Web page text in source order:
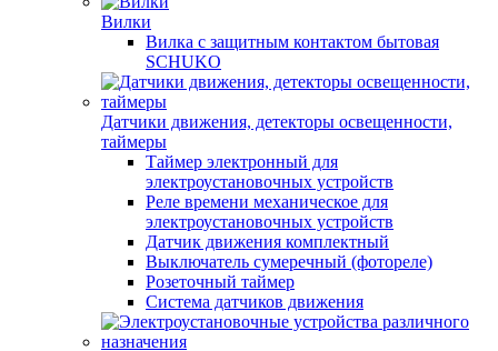
Вилки
Вилка с защитным контактом бытовая
SCHUKO
Датчики движения, детекторы освещенности,
таймеры
Таймер электронный для
электроустановочных устройств
Реле времени механическое для
электроустановочных устройств
Датчик движения комплектный
Выключатель сумеречный (фотореле)
Розеточный таймер
Система датчиков движения